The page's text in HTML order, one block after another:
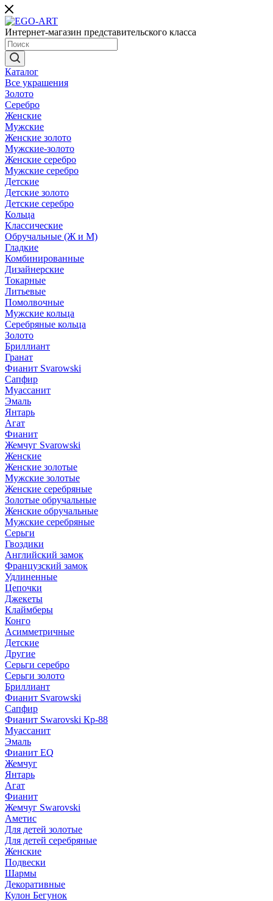
Интернет-магазин представительского класса
Каталог
Все украшения
Золото
Серебро
Женские
Мужские
Женские золото
Мужские-золото
Женские серебро
Мужские серебро
Детские
Детские золото
Детские серебро
Кольца
Классические
Обручальные (Ж и М)
Гладкие
Комбинированные
Дизайнерские
Токарные
Литьевые
Помолвочные
Мужские кольца
Серебряные кольца
Золото
Бриллиант
Гранат
Фианит Svarowski
Сапфир
Муассанит
Эмаль
Янтарь
Агат
Фианит
Жемчуг Svarowski
Женские
Женские золотые
Мужские золотые
Женские серебряные
Золотые обручальные
Женские обручальные
Мужские серебряные
Серьги
Гвоздики
Английский замок
Французский замок
Удлиненные
Цепочки
Джекеты
Клаймберы
Конго
Асимметричные
Детские
Другие
Серьги серебро
Серьги золото
Бриллиант
Фианит Svarowski
Сапфир
Фианит Swarovski Кр-88
Муассанит
Эмаль
Фианит EQ
Жемчуг
Янтарь
Агат
Фианит
Жемчуг Swarovski
Аметис
Для детей золотые
Для детей серебряные
Женские
Подвески
Шармы
Декоративные
Кулон Бегунок